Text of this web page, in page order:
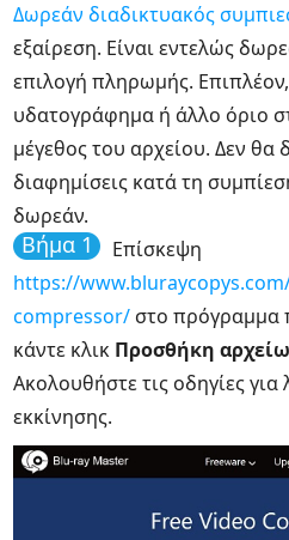
Δωρεάν διαδικτυακός
εξαίρεση. Είναι εντελώς
επιλογή πληρωμής.
υδατογράφημα ή άλλο όριο
μέγεθος του αρχείου. Δεν θα
διαφημίσεις κατά τη
δωρεάν.
Βήμα 1
Επίσκεψη
https://
compressor/ στο πρόγραμμα
κάντε κλικ Προσθήκη
Ακολουθήστε τις οδηγίες
εκκίνησης.